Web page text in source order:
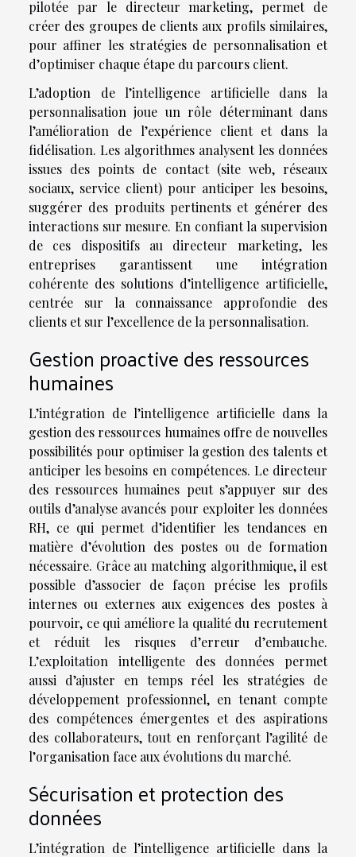
pilotée par le directeur marketing, permet de
créer des groupes de clients aux profils similaires,
pour affiner les stratégies de personnalisation et
d’optimiser chaque étape du parcours client.
L’adoption de l’intelligence artificielle dans la
personnalisation joue un rôle déterminant dans
l’amélioration de l’expérience client et dans la
fidélisation. Les algorithmes analysent les données
issues des points de contact (site web, réseaux
sociaux, service client) pour anticiper les besoins,
suggérer des produits pertinents et générer des
interactions sur mesure. En confiant la supervision
de ces dispositifs au directeur marketing, les
entreprises garantissent une intégration
cohérente des solutions d’intelligence artificielle,
centrée sur la connaissance approfondie des
clients et sur l’excellence de la personnalisation.
Gestion proactive des ressources
humaines
L’intégration de l’intelligence artificielle dans la
gestion des ressources humaines offre de nouvelles
possibilités pour optimiser la gestion des talents et
anticiper les besoins en compétences. Le directeur
des ressources humaines peut s’appuyer sur des
outils d’analyse avancés pour exploiter les données
RH, ce qui permet d’identifier les tendances en
matière d’évolution des postes ou de formation
nécessaire. Grâce au matching algorithmique, il est
possible d’associer de façon précise les profils
internes ou externes aux exigences des postes à
pourvoir, ce qui améliore la qualité du recrutement
et réduit les risques d’erreur d’embauche.
L’exploitation intelligente des données permet
aussi d’ajuster en temps réel les stratégies de
développement professionnel, en tenant compte
des compétences émergentes et des aspirations
des collaborateurs, tout en renforçant l’agilité de
l’organisation face aux évolutions du marché.
Sécurisation et protection des
données
L’intégration de l’intelligence artificielle dans la